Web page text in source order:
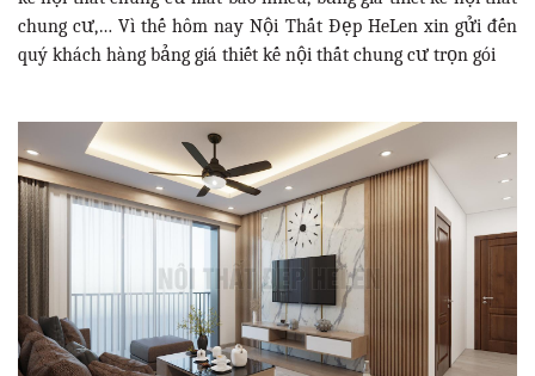
chung cư,… Vì thế hôm nay Nội Thất Đẹp HeLen xin gửi đến
quý khách hàng bảng giá thiết kế nội thất chung cư trọn gói